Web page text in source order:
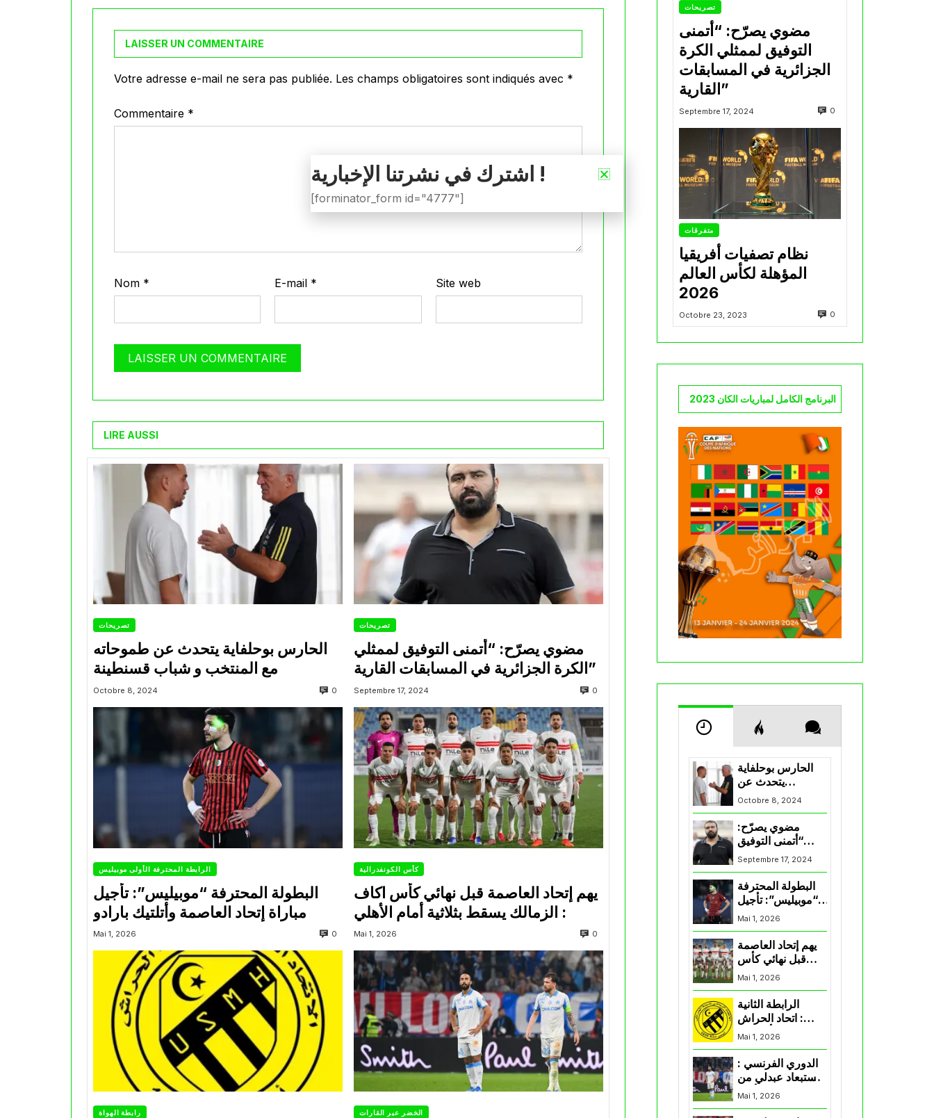
LAISSER UN COMMENTAIRE
Votre adresse e-mail ne sera pas publiée. Les champs obligatoires sont indiqués avec *
Commentaire *
Nom * E-mail * Site web
LIRE AUSSI
تصريحات
الحارس بوحلفاية يتحدث عن طموحاته
مع المنتخب و شباب قسنطينة
Octobre 8, 2024 0
تصريحات
مضوي يصرّح: “أتمنى التوفيق لممثلي
الكرة الجزائرية في المسابقات القارية”
Septembre 17, 2024 0
الرابطة المحترفة الأولى موبيليس
البطولة المحترفة “موبيليس”: تأجيل
مباراة إتحاد العاصمة وأتلتيك بارادو
Mai 1, 2026 0
كأس الكونفدرالية
يهم إتحاد العاصمة قبل نهائي كأس اكاف
Mai 1, 2026 0
رابطة الهواة الخضر عبر القارات
تصريحات
مضوي يصرّح: “أتمنى
التوفيق لممثلي الكرة
الجزائرية في المسابقات
القارية”
Septembre 17, 2024 0
متفرقات
نظام تصفيات أفريقيا
المؤهلة لكأس العالم
2026
Octobre 23, 2023 0
البرنامج الكامل لمباريات الكان 2023
الحارس بوحلفاية
يتحدث عن
طموحاته مع
المنتخب و شباب
قسنطينة
Octobre 8, 2024
مضوي يصرّح:
“أتمنى التوفيق
لممثلي الكرة
الجزائرية في
Septembre 17, 2024
البطولة المحترفة
“موبيليس”: تأجيل
مباراة إتحاد
العاصمة وأتلتيك
بارادو
Mai 1, 2026
يهم إتحاد العاصمة
قبل نهائي كأس
اكاف : الزمالك
يسقط بثلاثية أمام
Mai 1, 2026
الرابطة الثانية
: اتحاد الحراش
يحسم التأهل إلى
“البلاي أوف”
Mai 1, 2026
الدوري الفرنسي :
استبعاد عبدلي من
قائمة مرسيليا أمام
Mai 1, 2026
اشترك في نشرتنا الإخبارية !
[forminator_form id="4777"]